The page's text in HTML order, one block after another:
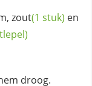
zout(1 stuk) en
droog.